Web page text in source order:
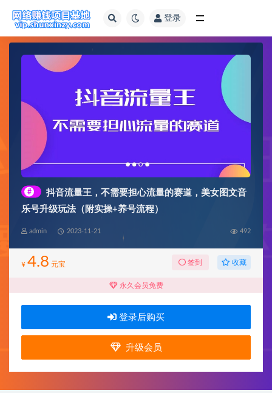
登录
#
抖音流量王，不需要担心流量的赛道，美女图文音
乐号升级玩法（附实操+养号流程）
admin 2023-11-21 492
¥ 4.8 元宝 签到 收藏
永久会员免费
登录后购买
升级会员